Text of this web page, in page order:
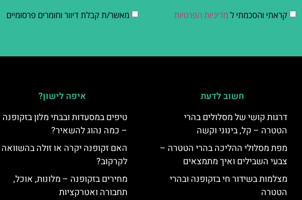
קראתי והסכמתי ל מדיניות הפרטיות מאשר/ת קבלת דיוור וחומרים פרסומיים
חשוב לדעת
דרגות קושי של מסלולים בהרי
הטטרה – קל, בינוני וקשה
מפת מסלולי ההליכה בהרי הטטרה –
צבעי השבילים ואיך מתמצאים
מצלמות בשידור חי בזקופנה ובהרי
הטטרה
איפה לישון?
טיפים במסעדות ובבתי מלון בזקופנה
– כמה נהוג להשאיר?
האם זקופנה יקרה או זולה בהשוואה
לקרקוב?
מחירים בזקופנה – מלונות, אוכל,
תחבורה ואטרקציות